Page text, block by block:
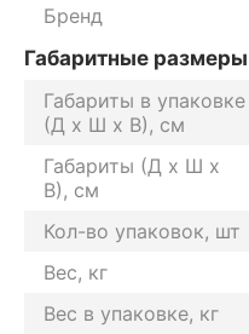
Бренд
Габаритные размеры
Габариты в упаковке
(Д х Ш х В), см
Габариты (Д х Ш х
В), см
Кол-во упаковок, шт
Вес, кг
Вес в упаковке, кг